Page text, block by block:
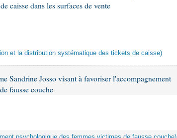
caisse dans les surfaces de vente
et la distribution systématique des tickets de caisse)
Sandrine Josso visant à favoriser l'accompagnement
fausse couche